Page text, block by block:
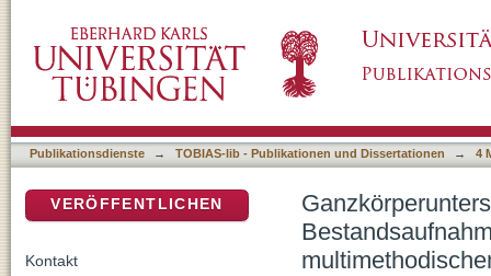
Evaluation im Rahmen eines
Publikationsdienste → TOBIAS-lib - Publikationen und Dissertationen → 4
VERÖFFENTLICHEN
Kontakt